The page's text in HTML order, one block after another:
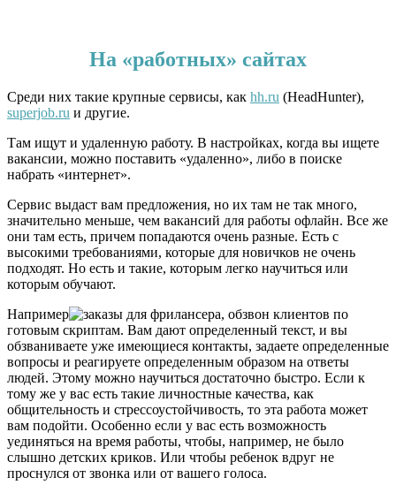
На «работных» сайтах
Среди них такие крупные сервисы, как hh.ru (HeadHunter),
superjob.ru и другие.
Там ищут и удаленную работу. В настройках, когда вы ищете
вакансии, можно поставить «удаленно», либо в поиске
набрать «интернет».
Сервис выдаст вам предложения, но их там не так много,
значительно меньше, чем вакансий для работы офлайн. Все же
они там есть, причем попадаются очень разные. Есть с
высокими требованиями, которые для новичков не очень
подходят. Но есть и такие, которым легко научиться или
которым обучают.
Например
, обзвон клиентов по
готовым скриптам. Вам дают определенный текст, и вы
обзваниваете уже имеющиеся контакты, задаете определенные
вопросы и реагируете определенным образом на ответы
людей. Этому можно научиться достаточно быстро. Если к
тому же у вас есть такие личностные качества, как
общительность и стрессоустойчивость, то эта работа может
вам подойти. Особенно если у вас есть возможность
уединяться на время работы, чтобы, например, не было
слышно детских криков. Или чтобы ребенок вдруг не
проснулся от звонка или от вашего голоса.